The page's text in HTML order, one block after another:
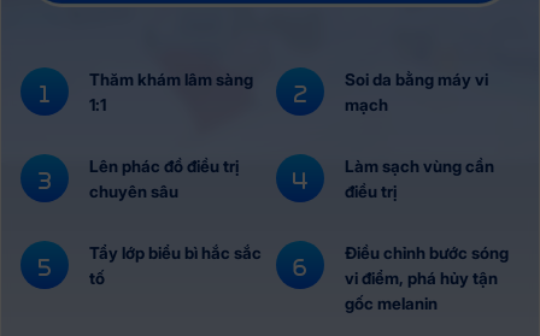
Thăm khám lâm sàng
1:1
Soi da bằng máy vi
mạch
Lên phác đồ điều trị
chuyên sâu
Làm sạch vùng cần
điều trị
Tẩy lớp biểu bì hắc sắc
tố
Điều chỉnh bước sóng
vi điểm, phá hủy tận
gốc melanin